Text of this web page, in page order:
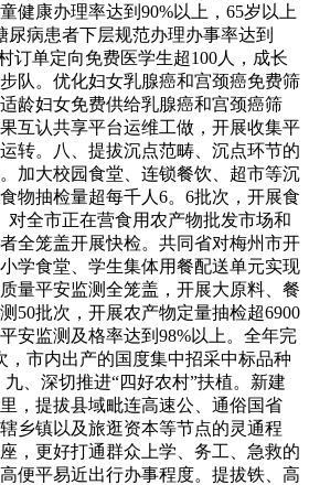
健康办理率达到90%以上，65岁以上
尿病患者下层规范办理办事率达到
订单定向免费医学生超100人，成长
队。优化妇女乳腺癌和宫颈癌免费筛
龄妇女免费供给乳腺癌和宫颈癌筛
互认共享平台运维工做，开展收集平
转。八、提拔沉点范畴、沉点环节的
加大校园食堂、连锁餐饮、超市等沉
物抽检量超每千人6。6批次，开展食
对全市正在营食用农产物批发市场和
全笼盖开展快检。共同省对梅州市开
学食堂、学生集体用餐配送单元实现
量平安监测全笼盖，开展大原料、餐
50批次，开展农产物定量抽检超6900
安监测及格率达到98%以上。全年完
，市内出产的国度集中招采中标品种
、深切推进“四好农村”扶植。新建
，提拔县域毗连高速公、通俗国省
乡镇以及旅逛资本等节点的灵通程
，更好打通群众上学、务工、急救的
便平易近出行办事程度。提拔铁、高